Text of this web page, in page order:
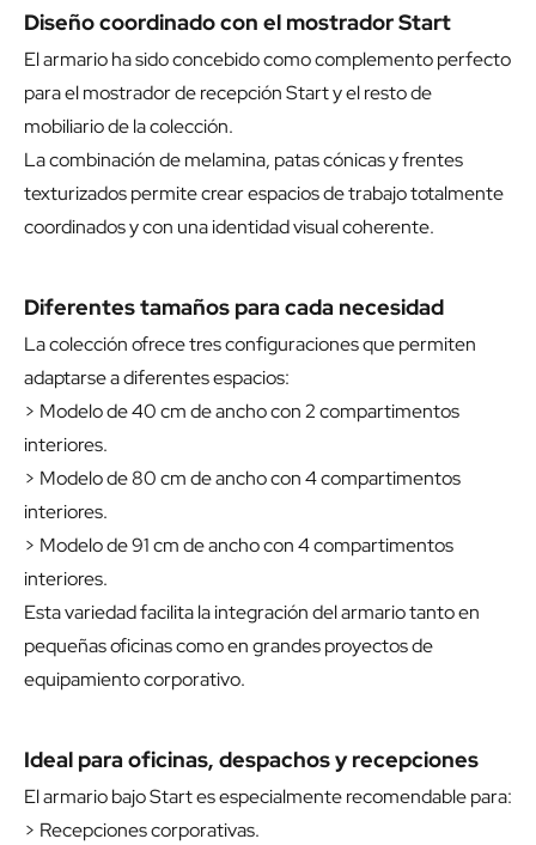
Diseño coordinado con el mostrador Start
El armario ha sido concebido como complemento perfecto
para el mostrador de recepción Start y el resto de
mobiliario de la colección.
La combinación de melamina, patas cónicas y frentes
texturizados permite crear espacios de trabajo totalmente
coordinados y con una identidad visual coherente.
Diferentes tamaños para cada necesidad
La colección ofrece tres configuraciones que permiten
adaptarse a diferentes espacios:
> Modelo de 40 cm de ancho con 2 compartimentos
interiores.
> Modelo de 80 cm de ancho con 4 compartimentos
interiores.
> Modelo de 91 cm de ancho con 4 compartimentos
interiores.
Esta variedad facilita la integración del armario tanto en
pequeñas oficinas como en grandes proyectos de
equipamiento corporativo.
Ideal para oficinas, despachos y recepciones
El armario bajo Start es especialmente recomendable para:
> Recepciones corporativas.